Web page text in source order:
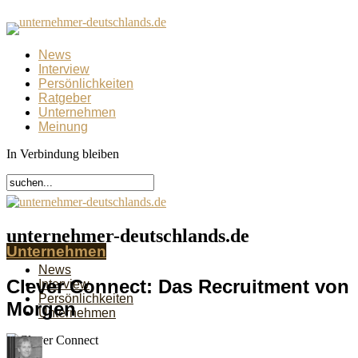
News
Interview
Persönlichkeiten
Ratgeber
Unternehmen
Meinung
In Verbindung bleiben
unternehmer-deutschlands.de
News
Interview
Persönlichkeiten
Unternehmen
Unternehmen
Clever Connect: Das Recruitment von
Morgen